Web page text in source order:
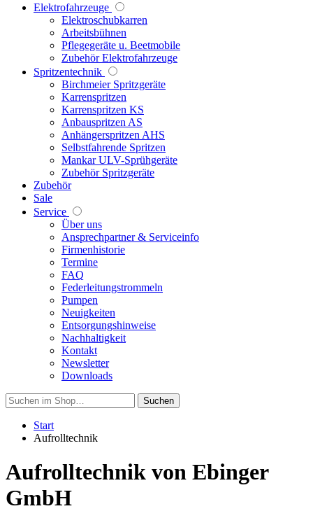
Elektrofahrzeuge
Elektroschubkarren
Arbeitsbühnen
Pflegegeräte u. Beetmobile
Zubehör Elektrofahrzeuge
Spritzentechnik
Birchmeier Spritzgeräte
Karrenspritzen
Karrenspritzen KS
Anbauspritzen AS
Anhängerspritzen AHS
Selbstfahrende Spritzen
Mankar ULV-Sprühgeräte
Zubehör Spritzgeräte
Zubehör
Sale
Service
Über uns
Ansprechpartner & Serviceinfo
Firmenhistorie
Termine
FAQ
Federleitungstrommeln
Pumpen
Neuigkeiten
Entsorgungshinweise
Nachhaltigkeit
Kontakt
Newsletter
Downloads
Suchen
Start
Aufrolltechnik
Aufrolltechnik von Ebinger
GmbH